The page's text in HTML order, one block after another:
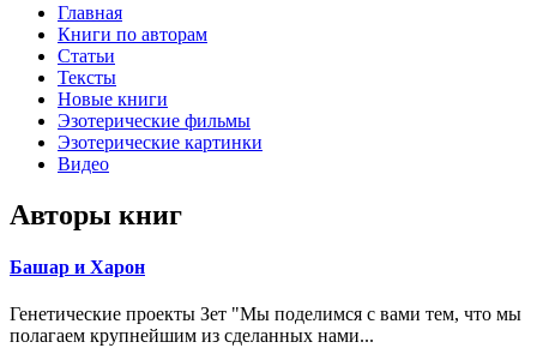
Главная
Книги по авторам
Статьи
Тексты
Новые книги
Эзотерические фильмы
Эзотерические картинки
Видео
Авторы книг
Башар и Харон
Генетические проекты Зет "Мы поделимся с вами тем, что мы
полагаем крупнейшим из сделанных нами...